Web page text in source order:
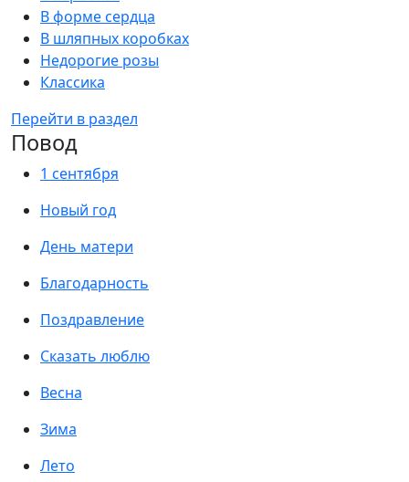
В форме сердца
В шляпных коробках
Недорогие розы
Классика
Перейти в раздел
Повод
1 сентября
Новый год
День матери
Благодарность
Поздравление
Сказать люблю
Весна
Зима
Лето